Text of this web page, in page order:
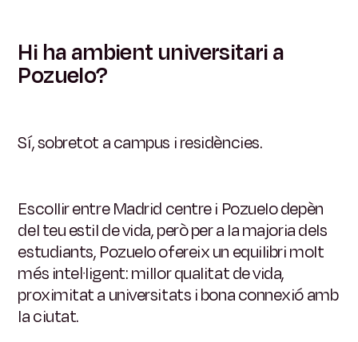
Hi ha ambient universitari a
Pozuelo?
Sí, sobretot a campus i residències.
Escollir entre Madrid centre i Pozuelo depèn
del teu estil de vida, però per a la majoria dels
estudiants, Pozuelo ofereix un equilibri molt
més intel·ligent: millor qualitat de vida,
proximitat a universitats i bona connexió amb
la ciutat.